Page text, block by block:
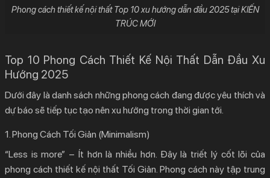
Phong cách thiết kế nội thất Top 10 xu hướng dẫn đầu 2025 tại KIẾN
TRÚC MỚI
Top 10 Phong Cách Thiết Kế Nội Thất Dẫn Đầu Xu
Hướng 2025
Dưới đây là danh sách những phong cách đang được yêu thích và
dự báo sẽ tiếp tục tạo nên xu hướng trong thời gian tới.
1. Phong Cách Tối Giản (Minimalism)
“Less is more” – Ít hơn là nhiều hơn. Đây là triết lý cốt lõi của
phong cách thiết kế nội thất Tối Giản. Phong cách này tập trung